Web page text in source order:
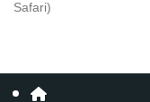
Safari)